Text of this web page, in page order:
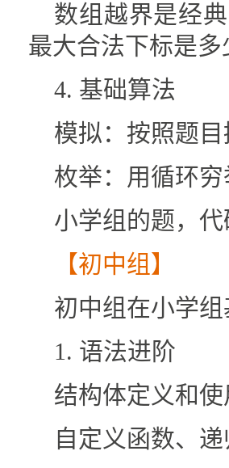
数组越界是经
最大合法下标是
4. 基础算法
模拟：按照题
枚举：用循环
小学组的题，
【初中组】
初中组在小学
1. 语法进阶
结构体定义和使
自定义函数、递